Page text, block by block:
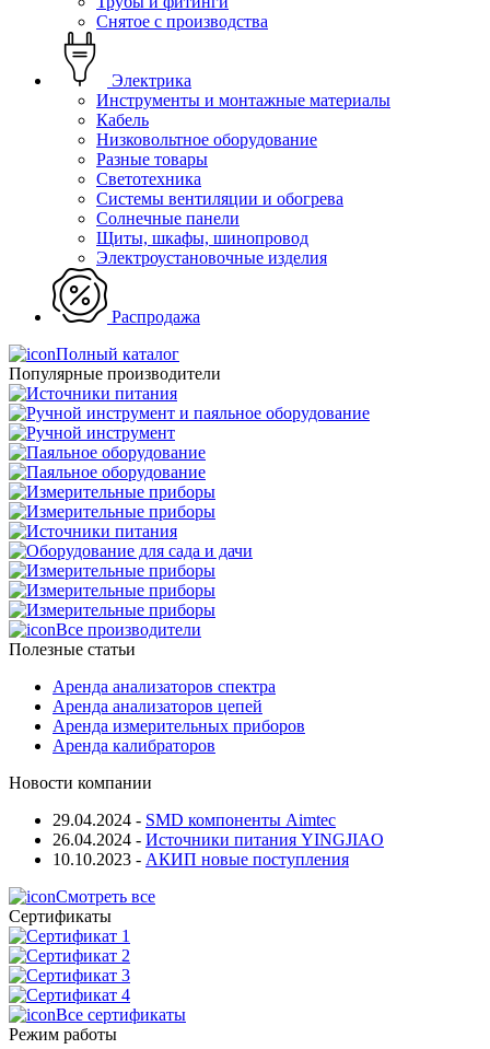
Снятое с производства
Электрика
Инструменты и монтажные материалы
Кабель
Низковольтное оборудование
Разные товары
Светотехника
Системы вентиляции и обогрева
Солнечные панели
Щиты, шкафы, шинопровод
Электроустановочные изделия
Распродажа
Полный каталог
Популярные производители
Все производители
Полезные статьи
Аренда анализаторов спектра
Аренда анализаторов цепей
Аренда измерительных приборов
Аренда калибраторов
Новости компании
29.04.2024 - SMD компоненты Aimtec
26.04.2024 - Источники питания YINGJIAO
10.10.2023 - АКИП новые поступления
Смотреть все
Сертификаты
Все сертификаты
Режим работы